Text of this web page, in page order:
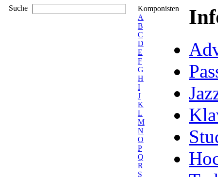
Suche
Komponisten
A
B
C
D
E
F
G
H
I
J
K
L
M
N
O
P
Q
R
S